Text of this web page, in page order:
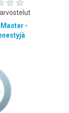
-